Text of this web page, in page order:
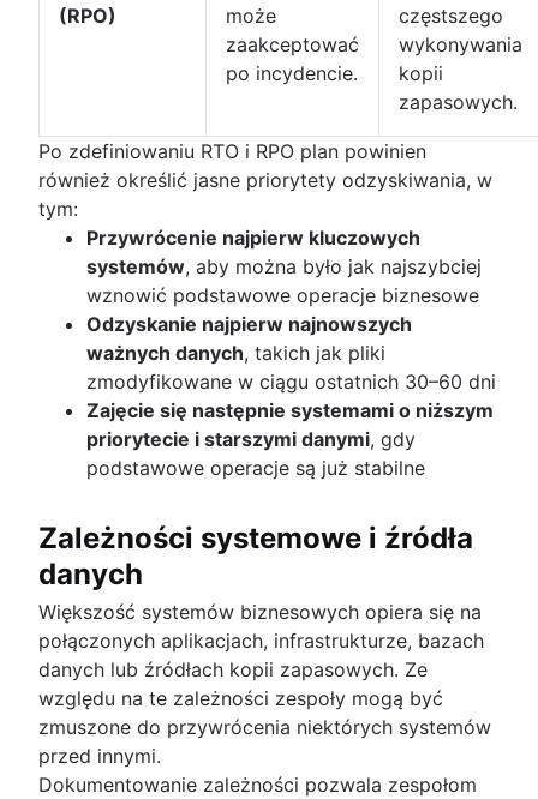
(RPO)
może
zaakceptować
po incydencie.
częstszego
wykonywania
kopii
zapasowych.
Po zdefiniowaniu RTO i RPO plan powinien
również określić jasne priorytety odzyskiwania, w
tym:
Przywrócenie najpierw kluczowych
systemów, aby można było jak najszybciej
wznowić podstawowe operacje biznesowe
Odzyskanie najpierw najnowszych
ważnych danych, takich jak pliki
zmodyfikowane w ciągu ostatnich 30–60 dni
Zajęcie się następnie systemami o niższym
priorytecie i starszymi danymi, gdy
podstawowe operacje są już stabilne
Zależności systemowe i źródła
danych
Większość systemów biznesowych opiera się na
połączonych aplikacjach, infrastrukturze, bazach
danych lub źródłach kopii zapasowych. Ze
względu na te zależności zespoły mogą być
zmuszone do przywrócenia niektórych systemów
przed innymi.
Dokumentowanie zależności pozwala zespołom